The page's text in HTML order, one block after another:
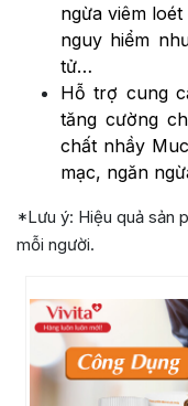
ngừa viêm
nguy hiểm
tử…
Hỗ trợ cung
tăng cường
chất nhầy
mạc, ngăn
*Lưu ý: Hiệu quả sản
mỗi người.